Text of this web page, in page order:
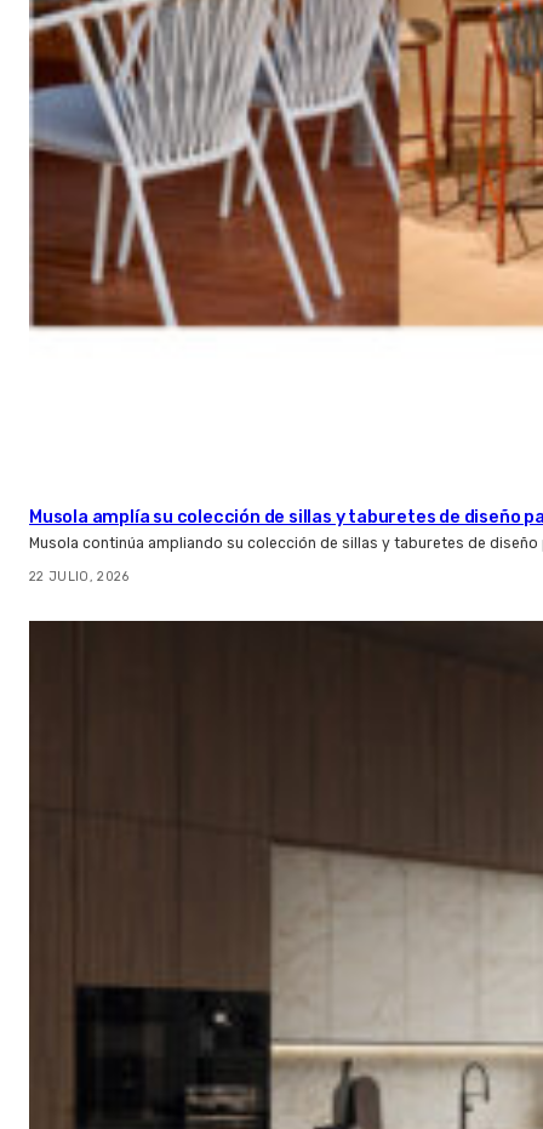
Musola amplía su colección de sillas y taburetes de diseño
Musola continúa ampliando su colección de sillas y taburetes de
22 JULIO, 2026